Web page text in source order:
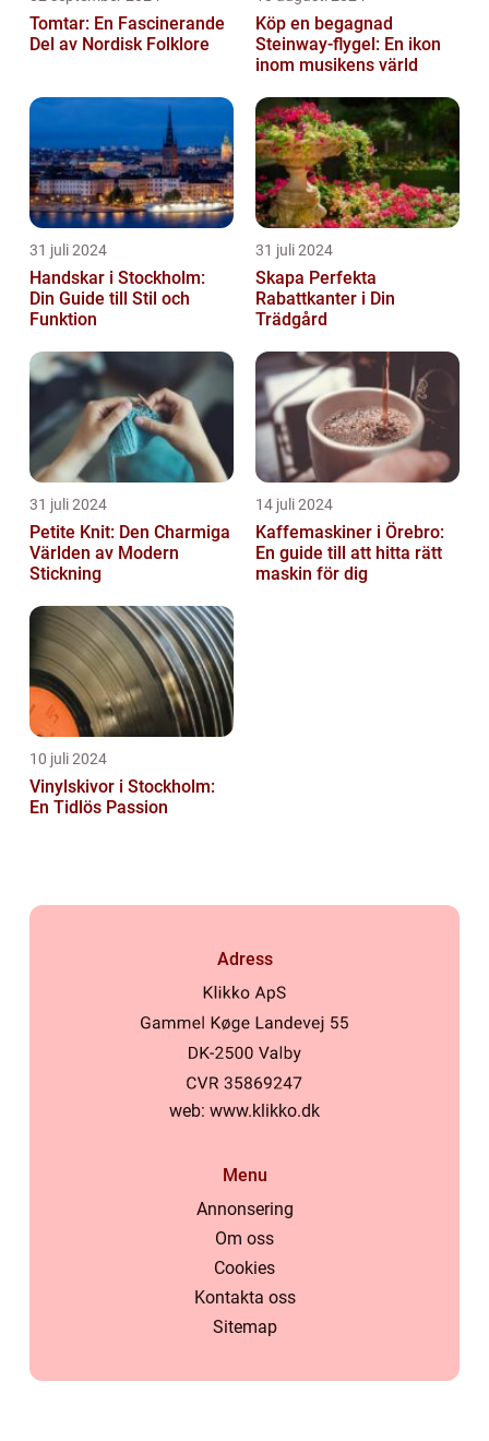
Tomtar: En Fascinerande
Del av Nordisk Folklore
Köp en begagnad
Steinway-flygel: En ikon
inom musikens värld
31 juli 2024
Handskar i Stockholm:
Din Guide till Stil och
Funktion
31 juli 2024
Skapa Perfekta
Rabattkanter i Din
Trädgård
31 juli 2024
Petite Knit: Den Charmiga
Världen av Modern
Stickning
14 juli 2024
Kaffemaskiner i Örebro:
En guide till att hitta rätt
maskin för dig
10 juli 2024
Vinylskivor i Stockholm:
En Tidlös Passion
Adress
web: www.klikko.dk
Menu
Annonsering
Om oss
Cookies
Kontakta oss
Sitemap